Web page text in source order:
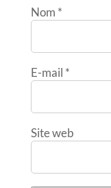
Nom *
E-mail *
Site web